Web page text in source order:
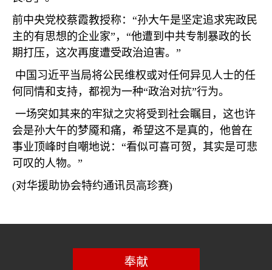
前中央党校蔡霞教授称： “孙大午是坚定追求宪政民
主的有思想的企业家” ， “他遭到中共专制暴政的长
期打压，这次再度遭受政治迫害。 ”
中国习近平当局将公民维权或对任何异见人士的任
何同情和支持，都视为一种“政治对抗”行为。
一场突如其来的牢狱之灾将受到社会瞩目，这也许
会是孙大午的梦魇和痛，希望这不是真的，他曾在
事业顶峰时自嘲地说： “看似可喜可贺，其实是可悲
可叹的人物。 ”
(对华援助协会特约通讯员高珍赛)
奉献